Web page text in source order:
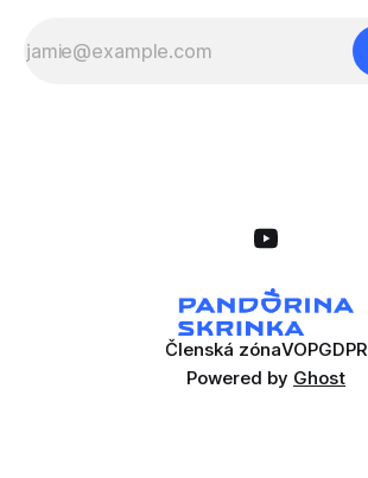
Členská zónaVOPGDPR
Powered by Ghost